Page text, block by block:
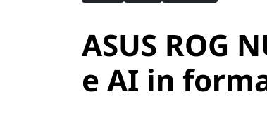
ASUS ROG
e AI in